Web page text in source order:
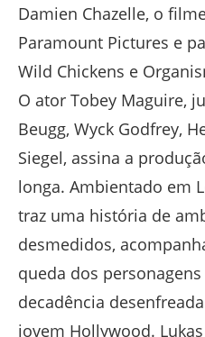
Damien Chazelle, o
Paramount Pictures e
Wild Chickens e
O ator Tobey Maguire,
Beugg, Wyck Godfrey,
Siegel, assina a
longa. Ambientado em
traz uma história de
desmedidos,
queda dos
decadência
jovem Hollywood.